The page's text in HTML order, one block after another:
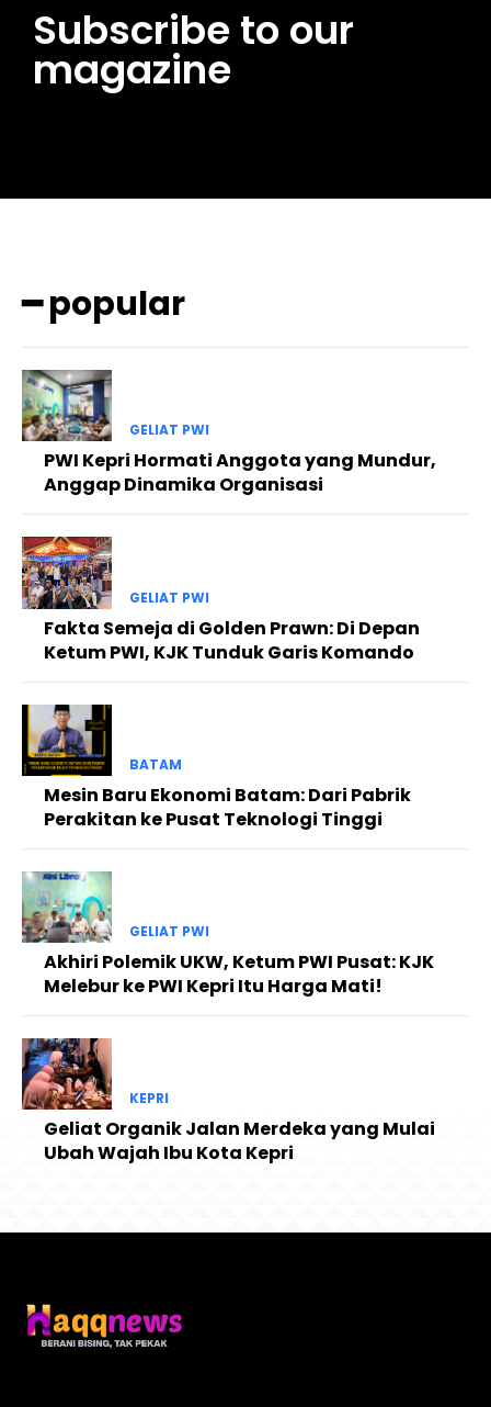
Subscribe to our
magazine
━ popular
GELIAT PWI
PWI Kepri Hormati Anggota yang Mundur,
Anggap Dinamika Organisasi
GELIAT PWI
Fakta Semeja di Golden Prawn: Di Depan
Ketum PWI, KJK Tunduk Garis Komando
BATAM
Mesin Baru Ekonomi Batam: Dari Pabrik
Perakitan ke Pusat Teknologi Tinggi
GELIAT PWI
Akhiri Polemik UKW, Ketum PWI Pusat: KJK
Melebur ke PWI Kepri Itu Harga Mati!
KEPRI
Geliat Organik Jalan Merdeka yang Mulai
Ubah Wajah Ibu Kota Kepri